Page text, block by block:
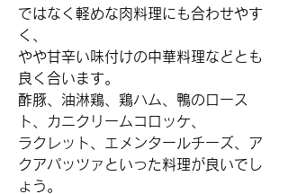
ではなく軽めな肉料理にも合わせやす
く、
やや甘辛い味付けの中華料理などとも
良く合います。
酢豚、油淋鶏、鶏ハム、鴨のロース
ト、カニクリームコロッケ、
ラクレット、エメンタールチーズ、ア
クアパッツァといった料理が良いでし
ょう。